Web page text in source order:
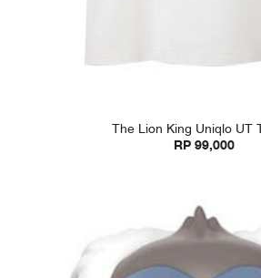
The Lion King Uniqlo UT
RP 99,000